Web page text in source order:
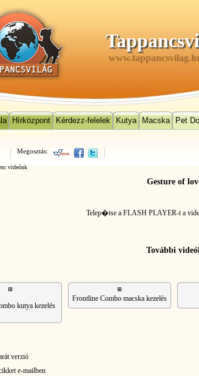
Hírközpont Kérdezz-felelek Kutya Macska Pet
Megosztás:
videónk
Gesture of
Telep�tse a FLASH PLAYER-ta
További
kutya kezelés
Frontline Combo macska kezelés
verzió
e-mailben